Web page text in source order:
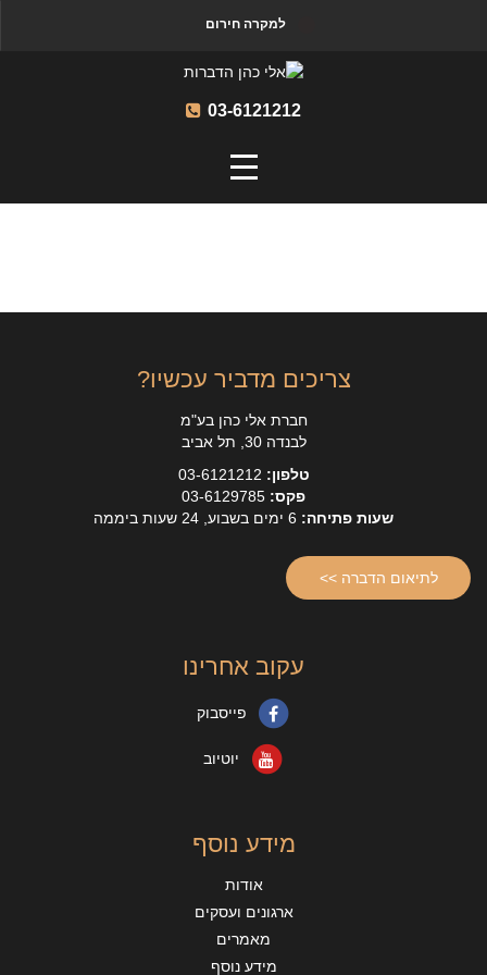
03-6121212
למקרה חירום
צריכים מדביר עכשיו?
חברת אלי כהן בע"מ
לבנדה 30, תל אביב
טלפון:
פקס:
שעות פתיחה:
לתיאום הדברה >>
עקוב אחרינו
פייסבוק
יוטיוב
מידע נוסף
אודות
ארגונים ועסקים
מאמרים
מידע נוסף